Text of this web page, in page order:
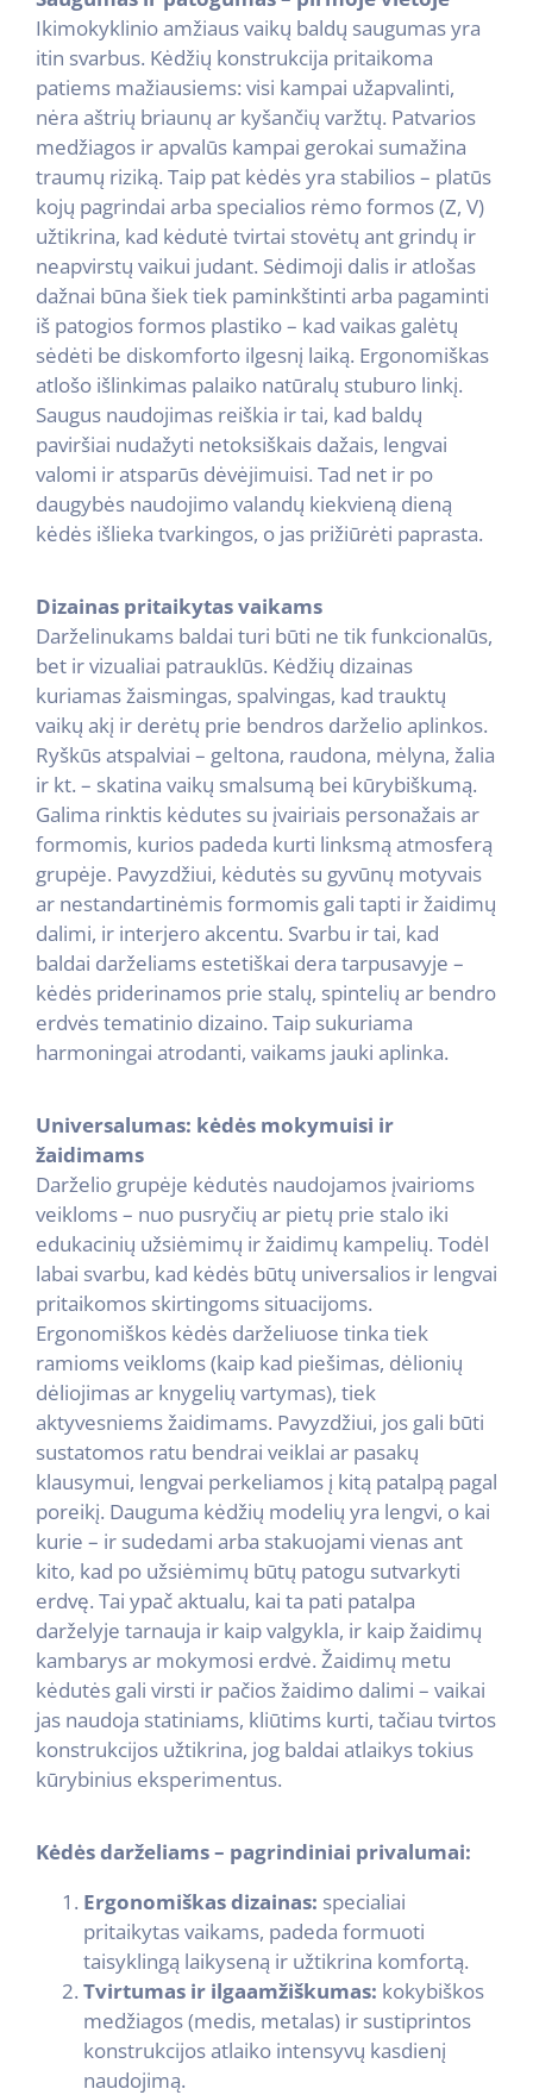
Ikimokyklinio amžiaus vaikų baldų saugumas yra
itin svarbus. Kėdžių konstrukcija pritaikoma
patiems mažiausiems: visi kampai užapvalinti,
nėra aštrių briaunų ar kyšančių varžtų. Patvarios
medžiagos ir apvalūs kampai gerokai sumažina
traumų riziką. Taip pat kėdės yra stabilios – platūs
kojų pagrindai arba specialios rėmo formos (Z, V)
užtikrina, kad kėdutė tvirtai stovėtų ant grindų ir
neapvirstų vaikui judant. Sėdimoji dalis ir atlošas
dažnai būna šiek tiek paminkštinti arba pagaminti
iš patogios formos plastiko – kad vaikas galėtų
sėdėti be diskomforto ilgesnį laiką. Ergonomiškas
atlošo išlinkimas palaiko natūralų stuburo linkį.
Saugus naudojimas reiškia ir tai, kad baldų
paviršiai nudažyti netoksiškais dažais, lengvai
valomi ir atsparūs dėvėjimuisi. Tad net ir po
daugybės naudojimo valandų kiekvieną dieną
kėdės išlieka tvarkingos, o jas prižiūrėti paprasta.
Dizainas pritaikytas vaikams
Darželinukams baldai turi būti ne tik funkcionalūs,
bet ir vizualiai patrauklūs. Kėdžių dizainas
kuriamas žaismingas, spalvingas, kad trauktų
vaikų akį ir derėtų prie bendros darželio aplinkos.
Ryškūs atspalviai – geltona, raudona, mėlyna, žalia
ir kt. – skatina vaikų smalsumą bei kūrybiškumą.
Galima rinktis kėdutes su įvairiais personažais ar
formomis, kurios padeda kurti linksmą atmosferą
grupėje. Pavyzdžiui, kėdutės su gyvūnų motyvais
ar nestandartinėmis formomis gali tapti ir žaidimų
dalimi, ir interjero akcentu. Svarbu ir tai, kad
baldai darželiams estetiškai dera tarpusavyje –
kėdės priderinamos prie stalų, spintelių ar bendro
erdvės tematinio dizaino. Taip sukuriama
harmoningai atrodanti, vaikams jauki aplinka.
Universalumas: kėdės mokymuisi ir
žaidimams
Darželio grupėje kėdutės naudojamos įvairioms
veikloms – nuo pusryčių ar pietų prie stalo iki
edukacinių užsiėmimų ir žaidimų kampelių. Todėl
labai svarbu, kad kėdės būtų universalios ir lengvai
pritaikomos skirtingoms situacijoms.
Ergonomiškos kėdės darželiuose tinka tiek
ramioms veikloms (kaip kad piešimas, dėlionių
dėliojimas ar knygelių vartymas), tiek
aktyvesniems žaidimams. Pavyzdžiui, jos gali būti
sustatomos ratu bendrai veiklai ar pasakų
klausymui, lengvai perkeliamos į kitą patalpą pagal
poreikį. Dauguma kėdžių modelių yra lengvi, o kai
kurie – ir sudedami arba stakuojami vienas ant
kito, kad po užsiėmimų būtų patogu sutvarkyti
erdvę. Tai ypač aktualu, kai ta pati patalpa
darželyje tarnauja ir kaip valgykla, ir kaip žaidimų
kambarys ar mokymosi erdvė. Žaidimų metu
kėdutės gali virsti ir pačios žaidimo dalimi – vaikai
jas naudoja statiniams, kliūtims kurti, tačiau tvirtos
konstrukcijos užtikrina, jog baldai atlaikys tokius
kūrybinius eksperimentus.
Kėdės darželiams – pagrindiniai privalumai:
Ergonomiškas dizainas: specialiai
pritaikytas vaikams, padeda formuoti
taisyklingą laikyseną ir užtikrina komfortą.
Tvirtumas ir ilgaamžiškumas: kokybiškos
medžiagos (medis, metalas) ir sustiprintos
konstrukcijos atlaiko intensyvų kasdienį
naudojimą.